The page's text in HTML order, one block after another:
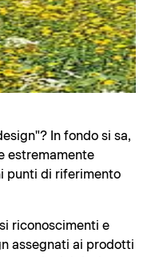
In fondo si sa,
estremamente
punti di riferimento
riconoscimenti e
assegnati ai prodotti